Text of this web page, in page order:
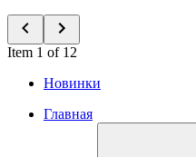
Item 1 of 12
Новинки
Главная